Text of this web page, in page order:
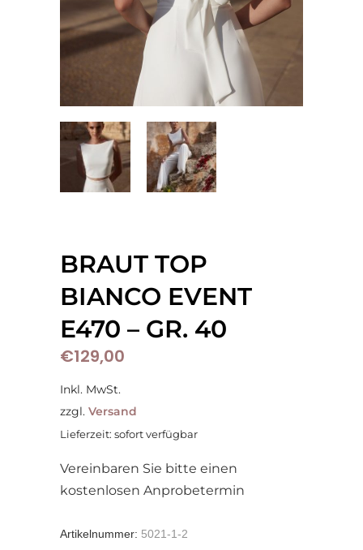
BRAUT TOP
BIANCO EVENT
E470 – GR. 40
€129,00
Inkl. MwSt.
zzgl. Versand
Lieferzeit: sofort verfügbar
Vereinbaren Sie bitte einen
kostenlosen Anprobetermin
Artikelnummer: 5021-1-2